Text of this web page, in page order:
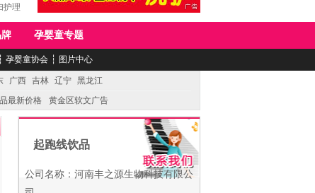
护理
孕婴童专题
┆ 孕婴童协会 ┆ 图片中心
广西 吉林 辽宁 黑龙江
最新价格 黄金区软文广告
起跑线饮品
公司名称：河南丰之源生物科技有限公